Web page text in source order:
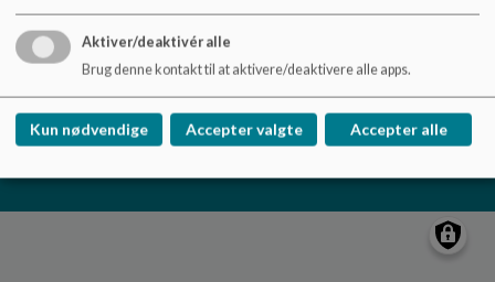
Sitemap
Cookie politik
Aktiver/deaktivér alle
Brug denne kontakt til at aktivere/deaktivere alle apps.
Kun nødvendige Accepter valgte Accepter alle